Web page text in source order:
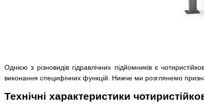
Однією з різновидів гідравлічних підйомників є
виконання специфічних функцій. Нижче ми розглянемо
Технічні характеристики